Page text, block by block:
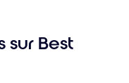
sur Best